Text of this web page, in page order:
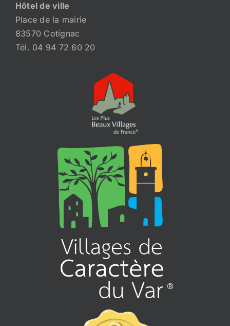
Hôtel de ville
Place de la mairie
83570 Cotignac
Tél. 04 94 72 60 20